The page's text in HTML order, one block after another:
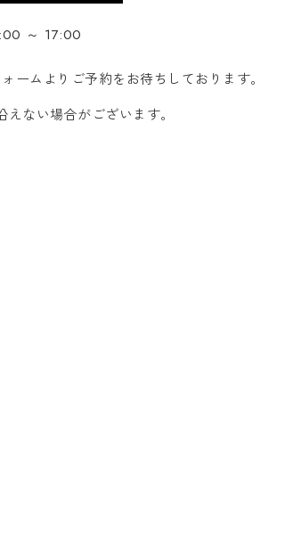
～ 17:00
ームよりご予約をお待ちしております。
ない場合がございます。